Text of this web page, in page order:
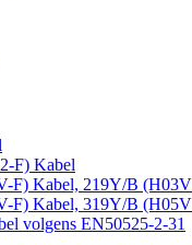
F) Kabel
F) Kabel, 219Y/B
F) Kabel, 319Y/B
volgens EN50525-2-31